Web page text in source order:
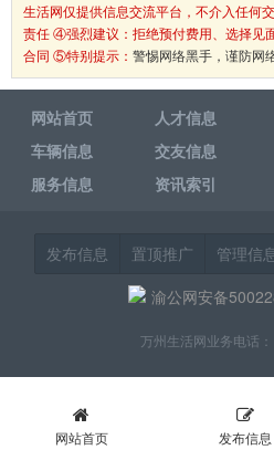
生活网仅提供信息交流平台，不介入任何
责任 ④强烈建议：拒绝预付费用、选择见
合同 ⑤特别提示： 警惕网络黑手，谨防网
网站首页 人才信息
车辆信息
交友信息
服务信息
资讯索引
发布信息 置顶推广 管理信
渝公网安备
万州生活网业务电话：
网站首页 发布信息